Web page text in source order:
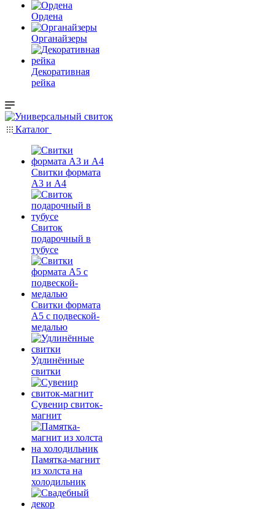
Ордена
Органайзеры
Декоративная
рейка
Каталог
Свитки формата
А3 и А4
Свиток
подарочный в
тубусе
Свитки формата
А5 с подвеской-
медалью
Удлинённые
свитки
Сувенир свиток-
магнит
Памятка-магнит
из холста на
холодильник